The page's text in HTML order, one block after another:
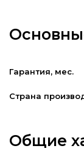
Гарантия, мес.
Страна
Общие